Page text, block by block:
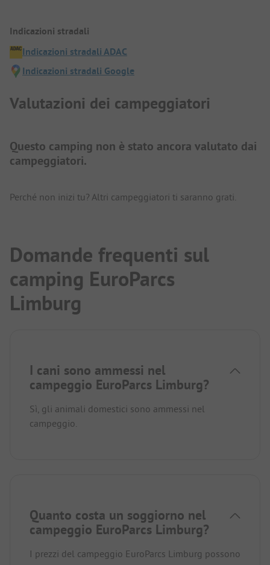
Indicazioni stradali
Indicazioni stradali ADAC
Indicazioni stradali Google
Valutazioni dei campeggiatori
Questo camping non è stato ancora valutato dai
campeggiatori.
Perché non inizi tu? Altri campeggiatori ti saranno grati.
Domande frequenti sul
camping EuroParcs
Limburg
I cani sono ammessi nel
campeggio EuroParcs Limburg?
Sì, gli animali domestici sono ammessi nel
campeggio.
Quanto costa un soggiorno nel
campeggio EuroParcs Limburg?
I prezzi del campeggio EuroParcs Limburg possono